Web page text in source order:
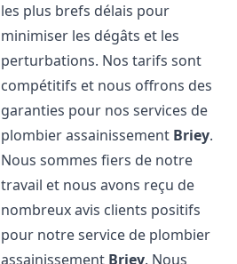
les plus brefs délais pour
minimiser les dégâts et les
perturbations. Nos tarifs sont
compétitifs et nous offrons des
garanties pour nos services de
plombier assainissement Briey.
Nous sommes fiers de notre
travail et nous avons reçu de
nombreux avis clients positifs
pour notre service de plombier
assainissement Briey. Nous